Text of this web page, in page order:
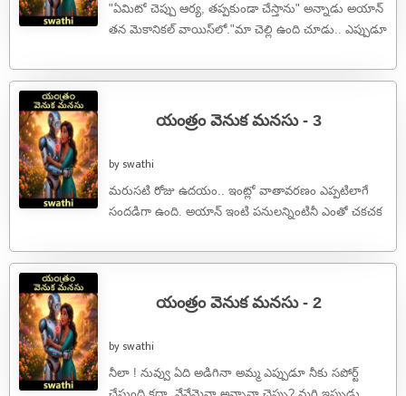
"ఏమిటో చెప్పు ఆర్య, తప్పకుండా చేస్తాను" అన్నాడు అయాన్
తన మెకానికల్ వాయిస్‌లో."మా చెల్లి ఉంది చూడు.. ఎప్పుడూ
యంత్రం వెనుక మనసు - 3
by swathi
మరుసటి రోజు ఉదయం.. ఇంట్లో వాతావరణం ఎప్పటిలాగే
సందడిగా ఉంది. అయాన్ ఇంటి పనులన్నింటినీ ఎంతో చకచక
నిమగ్నమై ...
యంత్రం వెనుక మనసు - 2
by swathi
నీలా ! నువ్వు ఏది అడిగినా అమ్మ ఎప్పుడూ నీకు సపోర్ట్